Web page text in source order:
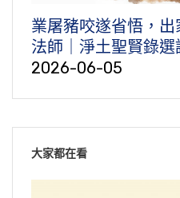
業屠豬咬遂省悟，
法師｜淨土聖賢錄選
2026-06-05
大家都在看